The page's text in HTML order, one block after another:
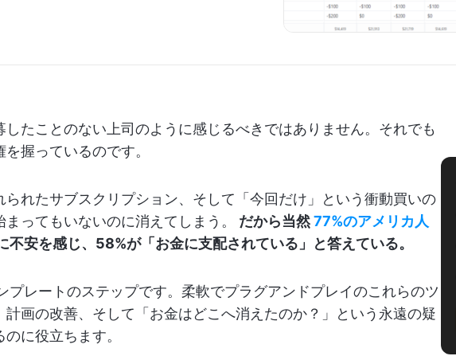
したことのない上司のように感じるべきではありません。それでも
握っているのです。
られたサブスクリプション、そして「今回だけ」という衝動買いの
ってもいないのに消えてしまう。
だから当然77%のアメリカ人
安を感じ、58%が「お金に支配されている」と答えている。
プレートのステップです。柔軟でプラグアンドプレイのこれらのツ
計画の改善、そして「お金はどこへ消えたのか？」という永遠の疑
に役立ちます。